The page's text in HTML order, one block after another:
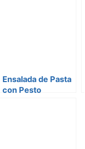
Ensalada de Pasta
con Pesto